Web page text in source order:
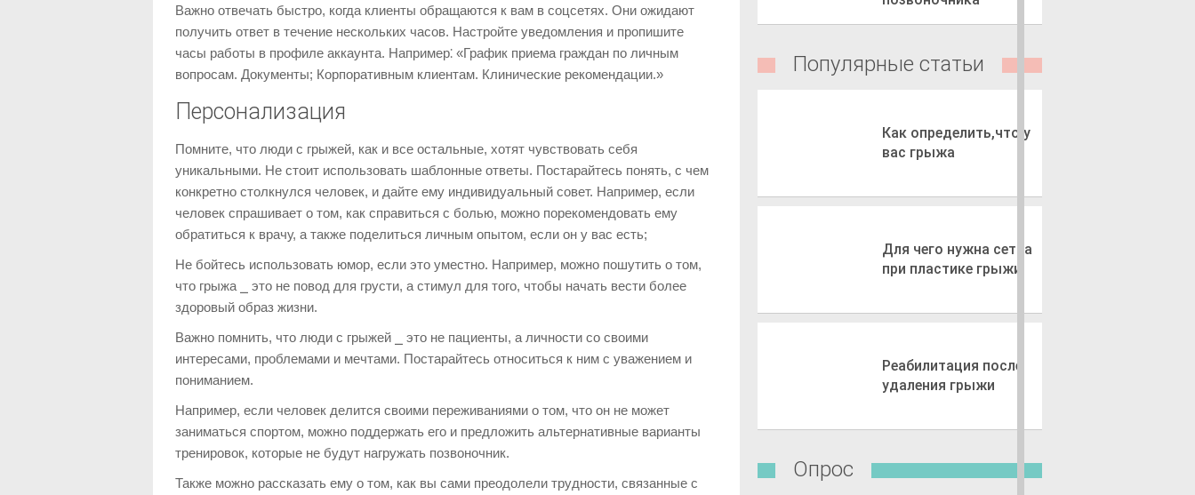
Важно отвечать быстро, когда клиенты обращаются к вам в соцсетях. Они ожидают
получить ответ в течение нескольких часов. Настройте уведомления и пропишите
часы работы в профиле аккаунта. Например⁚ «График приема граждан по личным
вопросам. Документы; Корпоративным клиентам. Клинические рекомендации.»
Персонализация
Помните, что люди с грыжей, как и все остальные, хотят чувствовать себя
уникальными. Не стоит использовать шаблонные ответы. Постарайтесь понять, с чем
конкретно столкнулся человек, и дайте ему индивидуальный совет. Например, если
человек спрашивает о том, как справиться с болью, можно порекомендовать ему
обратиться к врачу, а также поделиться личным опытом, если он у вас есть;
Не бойтесь использовать юмор, если это уместно. Например, можно пошутить о том,
что грыжа ⎯ это не повод для грусти, а стимул для того, чтобы начать вести более
здоровый образ жизни.
Важно помнить, что люди с грыжей ⎯ это не пациенты, а личности со своими
интересами, проблемами и мечтами. Постарайтесь относиться к ним с уважением и
пониманием.
Например, если человек делится своими переживаниями о том, что он не может
заниматься спортом, можно поддержать его и предложить альтернативные варианты
тренировок, которые не будут нагружать позвоночник.
Также можно рассказать ему о том, как вы сами преодолели трудности, связанные с
Популярные статьи
Как определить,что у
вас грыжа
Для чего нужна сетка
при пластике грыжи
Реабилитация после
удаления грыжи
Опрос